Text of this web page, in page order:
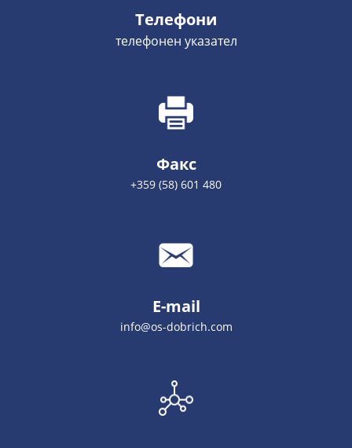
Телефони
телефонен указател
Факс
+359 (58) 601 480
E-mail
info@os-dobrich.com